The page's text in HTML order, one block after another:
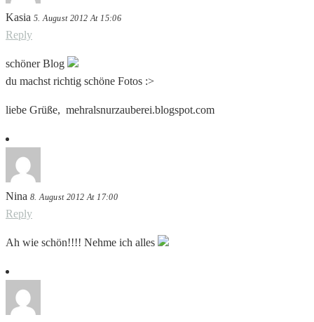
Kasia 5. August 2012 At 15:06
Reply
schöner Blog
du machst richtig schöne Fotos :>
liebe Grüße, mehralsnurzauberei.blogspot.com
Nina 8. August 2012 At 17:00
Reply
Ah wie schön!!!! Nehme ich alles